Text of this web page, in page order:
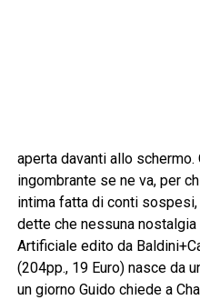
aperta davanti allo schermo.
ingombrante se ne va, per
intima fatta di conti
dette che nessuna
Artificiale edito da
(204pp., 19 Euro) nasce da
un giorno Guido chiede a